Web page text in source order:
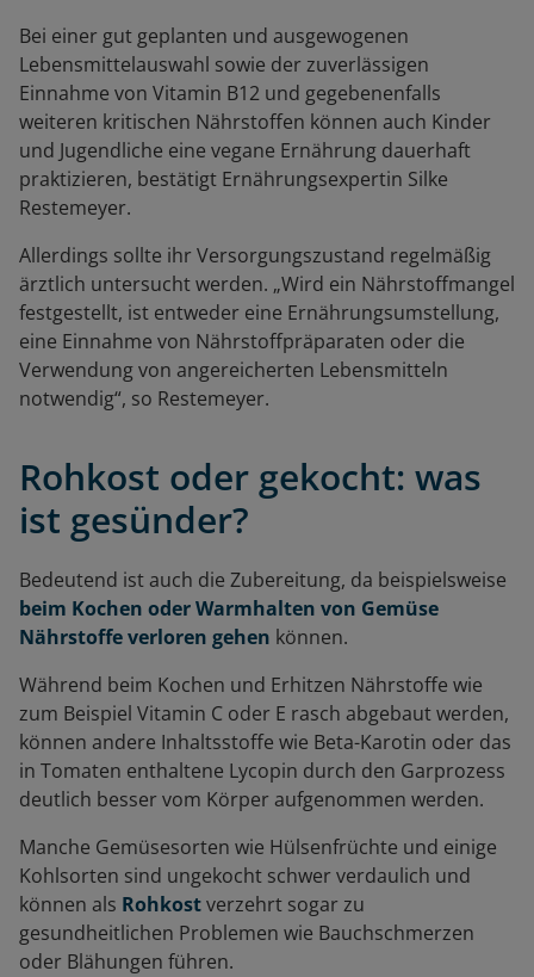
Bei einer gut geplanten und ausgewogenen
Lebensmittelauswahl sowie der zuverlässigen
Einnahme von Vitamin B12 und gegebenenfalls
weiteren kritischen Nährstoffen können auch Kinder
und Jugendliche eine vegane Ernährung dauerhaft
praktizieren, bestätigt Ernährungsexpertin Silke
Restemeyer.
Allerdings sollte ihr Versorgungszustand regelmäßig
ärztlich untersucht werden. „Wird ein Nährstoffmangel
festgestellt, ist entweder eine Ernährungsumstellung,
eine Einnahme von Nährstoffpräparaten oder die
Verwendung von angereicherten Lebensmitteln
notwendig“, so Restemeyer.
Rohkost oder gekocht: was
ist gesünder?
Bedeutend ist auch die Zubereitung, da beispielsweise
beim Kochen oder Warmhalten von Gemüse
Nährstoffe verloren gehen können.
Während beim Kochen und Erhitzen Nährstoffe wie
zum Beispiel Vitamin C oder E rasch abgebaut werden,
können andere Inhaltsstoffe wie Beta-Karotin oder das
in Tomaten enthaltene Lycopin durch den Garprozess
deutlich besser vom Körper aufgenommen werden.
Manche Gemüsesorten wie Hülsenfrüchte und einige
Kohlsorten sind ungekocht schwer verdaulich und
können als Rohkostverzehrt sogar zu
gesundheitlichen Problemen wie Bauchschmerzen
oder Blähungen führen.